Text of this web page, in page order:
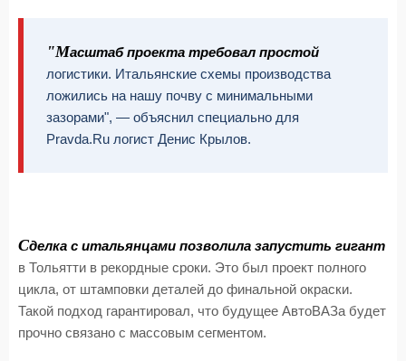
"Масштаб проекта требовал простой
логистики. Итальянские схемы производства
ложились на нашу почву с минимальными
зазорами", — объяснил специально для
Pravda.Ru логист Денис Крылов.
Сделка с итальянцами позволила запустить гигант
в Тольятти в рекордные сроки. Это был проект полного
цикла, от штамповки деталей до финальной окраски.
Такой подход гарантировал, что будущее АвтоВАЗа будет
прочно связано с массовым сегментом.